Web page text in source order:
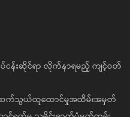
ငန်းဆိုင်ရာ လိုက်နာရမည့် ကျင့်ဝတ်
န်ဆက်သွယ်ထူထောင်မှုအထိမ်းအမှတ်